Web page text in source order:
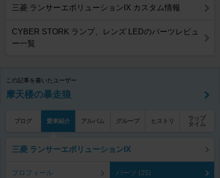
三菱 ランサーエボリューションIX カスタム情報
CYBER STORK ランプ、レンズ LEDのパーツレビュ
ー一覧
この記事を書いたユーザー
摩天楼の暴走狼
ブログ 愛車紹介 アルバム グループ ヒストリ
ラップ
タイム
三菱 ランサーエボリューションIX
プロフィール パーツ (25)